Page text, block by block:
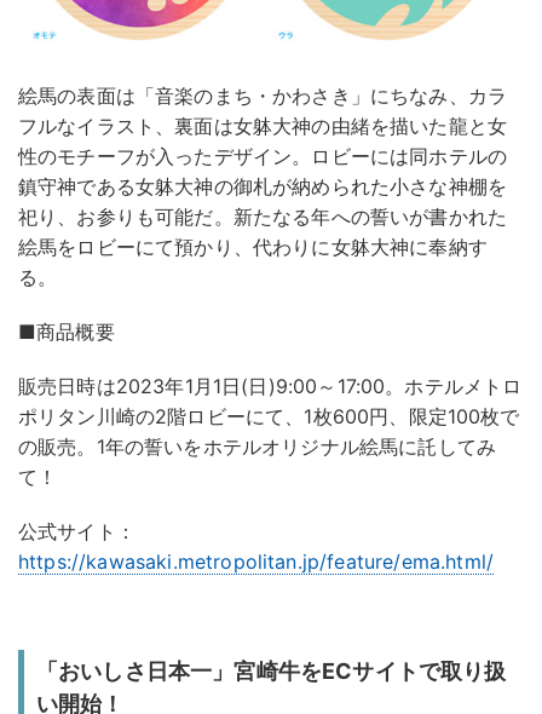
絵馬の表面は「音楽のまち・かわさき」にちなみ、カラ
フルなイラスト、裏面は女躰大神の由緒を描いた龍と女
性のモチーフが入ったデザイン。ロビーには同ホテルの
鎮守神である女躰大神の御札が納められた小さな神棚を
祀り、お参りも可能だ。新たなる年への誓いが書かれた
絵馬をロビーにて預かり、代わりに女躰大神に奉納す
る。
■商品概要
販売日時は2023年1月1日(日)9:00～17:00。ホテルメトロ
ポリタン川崎の2階ロビーにて、1枚600円、限定100枚で
の販売。1年の誓いをホテルオリジナル絵馬に託してみ
て！
公式サイト：
https://kawasaki.metropolitan.jp/feature/ema.html/
「おいしさ日本一」宮崎牛をECサイトで取り扱
い開始！